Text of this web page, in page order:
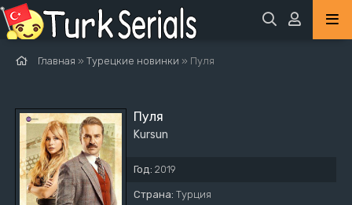
Главная » Турецкие новинки » Пуля
Пуля
Kursun
Год: 2019
Страна: Турция